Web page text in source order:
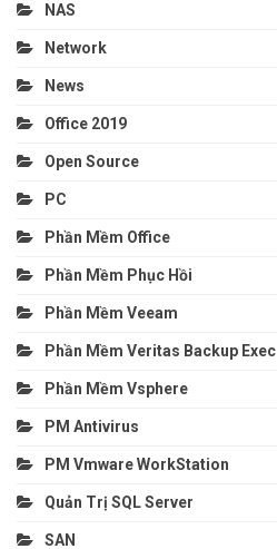
NAS
Network
News
Office 2019
Open Source
PC
Phần Mềm Office
Phần Mềm Phục Hồi
Phần Mềm Veeam
Phần Mềm Veritas Backup Exec
Phần Mềm Vsphere
PM Antivirus
PM Vmware WorkStation
Quản Trị SQL Server
SAN